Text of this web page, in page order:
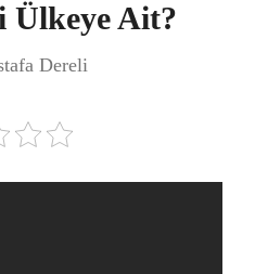
Ülkeye Ait?
Dereli